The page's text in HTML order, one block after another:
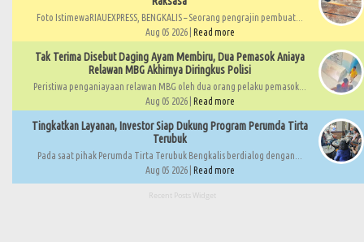
Foto IstimewaRIAUEXPRESS, BENGKALIS – Seorang pengrajin pembuat...
Aug 05 2026 | Read more
Tak Terima Disebut Daging Ayam Membiru, Dua Pemasok Aniaya
Relawan MBG Akhirnya Diringkus Polisi
Peristiwa penganiayaan relawan MBG oleh dua orang pelaku pemasok...
Aug 05 2026 | Read more
Tingkatkan Layanan, Investor Siap Dukung Program Perumda Tirta
Terubuk
Pada saat pihak Perumda Tirta Terubuk Bengkalis berdialog dengan...
Aug 05 2026 | Read more
Recent Posts Widget